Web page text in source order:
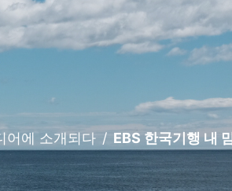
어에 소개되다 / EBS 한국기행 내